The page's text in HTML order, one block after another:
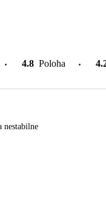
4.8 Poloha
nestabilne